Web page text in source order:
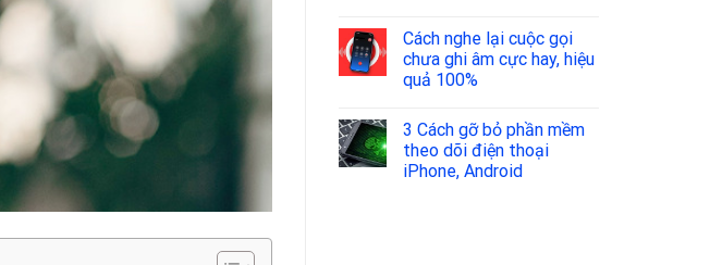
Cách nghe lại cuộc gọi
chưa ghi âm cực hay, hiệu
quả 100%
3 Cách gỡ bỏ phần mềm
theo dõi điện thoại
iPhone, Android